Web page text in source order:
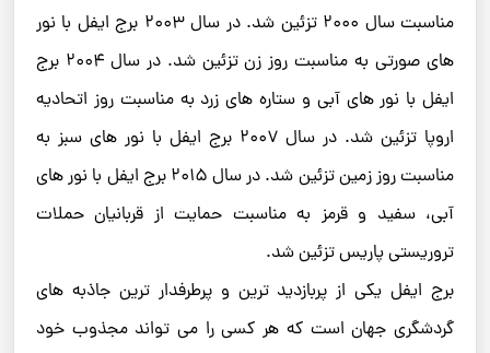
مناسبت سال ۲۰۰۰ تزئین شد. در سال ۲۰۰۳ برج ایفل با نور
های صورتی به مناسبت روز زن تزئین شد. در سال ۲۰۰۴ برج
ایفل با نور های آبی و ستاره های زرد به مناسبت روز اتحادیه
اروپا تزئین شد. در سال ۲۰۰۷ برج ایفل با نور های سبز به
مناسبت روز زمین تزئین شد. در سال ۲۰۱۵ برج ایفل با نور های
آبی، سفید و قرمز به مناسبت حمایت از قربانیان حملات
تروریستی پاریس تزئین شد.
برج ایفل یکی از پربازدید ترین و پرطرفدار ترین جاذبه های
گردشگری جهان است که هر کسی را می تواند مجذوب خود